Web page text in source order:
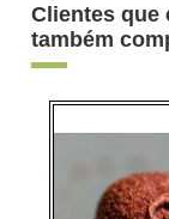
Clientes que
também